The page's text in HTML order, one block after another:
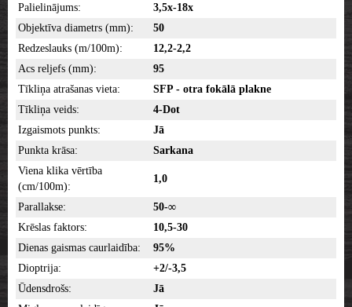
Palielinājums:
3,5x-18x
Objektīva diametrs (mm):
50
Redzeslauks (m/100m):
12,2-2,2
Acs reljefs (mm):
95
Tīkliņa atrašanas vieta:
SFP - otra fokālā plakne
Tīkliņa veids:
4-Dot
Izgaismots punkts:
Jā
Punkta krāsa:
Sarkana
Viena klika vērtība
(cm/100m):
1,0
Parallakse:
50-∞
Krēslas faktors:
10,5-30
Dienas gaismas caurlaidība:
95%
Dioptrija:
+2/-3,5
Ūdensdrošs:
Jā